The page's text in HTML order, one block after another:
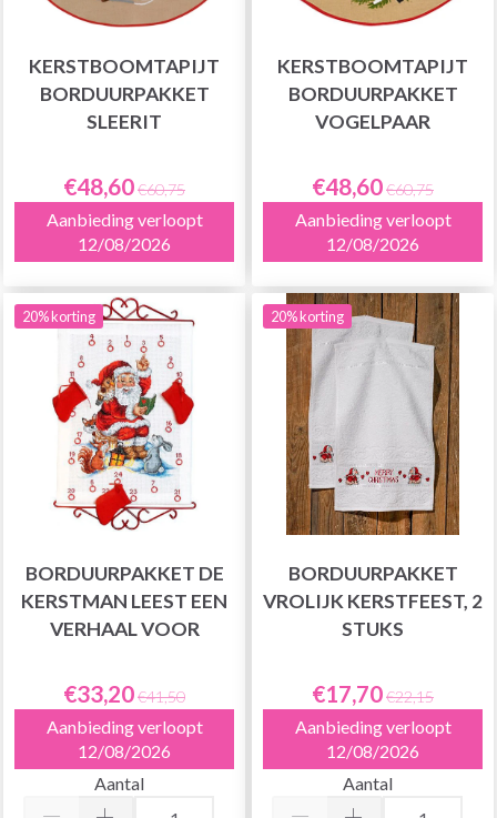
KERSTBOOMTAPIJT
BORDUURPAKKET
SLEERIT
€48,60€60,75
Aanbieding verloopt
12/08/2026
KERSTBOOMTAPIJT
BORDUURPAKKET
VOGELPAAR
€48,60€60,75
Aanbieding verloopt
12/08/2026
20% korting
BORDUURPAKKET DE
KERSTMAN LEEST EEN
VERHAAL VOOR
€33,20€41,50
Aanbieding verloopt
12/08/2026
Aantal
20% korting
BORDUURPAKKET
VROLIJK KERSTFEEST, 2
STUKS
€17,70€22,15
Aanbieding verloopt
12/08/2026
Aantal